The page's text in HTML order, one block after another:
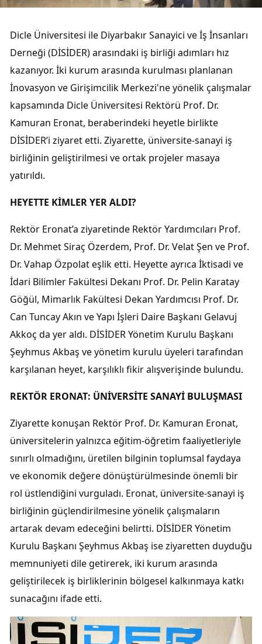
Dicle Üniversitesi ile Diyarbakır Sanayici ve İş İnsanları
Derneği (DİSİDER) arasındaki iş birliği adımları hız
kazanıyor. İki kurum arasında kurulması planlanan
İnovasyon ve Girişimcilik Merkezi'ne yönelik çalışmalar
kapsamında Dicle Üniversitesi Rektörü Prof. Dr.
Kamuran Eronat, beraberindeki heyetle birlikte
DİSİDER’i ziyaret etti. Ziyarette, üniversite-sanayi iş
birliğinin geliştirilmesi ve ortak projeler masaya
yatırıldı.
HEYETTE KİMLER YER ALDI?
Rektör Eronat’a ziyaretinde Rektör Yardımcıları Prof.
Dr. Mehmet Siraç Özerdem, Prof. Dr. Velat Şen ve Prof.
Dr. Vahap Özpolat eşlik etti. Heyette ayrıca İktisadi ve
İdari Bilimler Fakültesi Dekanı Prof. Dr. Pelin Karatay
Göğül, Mimarlık Fakültesi Dekan Yardımcısı Prof. Dr.
Can Tuncay Akın ve Yapı İşleri Daire Başkanı Gelavuj
Akkoç da yer aldı. DİSİDER Yönetim Kurulu Başkanı
Şeyhmus Akbaş ve yönetim kurulu üyeleri tarafından
karşılanan heyet, karşılıklı fikir alışverişinde bulundu.
REKTÖR ERONAT: ÜNİVERSİTE SANAYİ BULUŞMASI
Ziyarette konuşan Rektör Prof. Dr. Kamuran Eronat,
üniversitelerin yalnızca eğitim-öğretim faaliyetleriyle
sınırlı olmadığını, üretilen bilginin toplumsal faydaya
ve ekonomik değere dönüştürülmesinde önemli bir
rol üstlendiğini vurguladı. Eronat, üniversite-sanayi iş
birliğinin güçlendirilmesine yönelik çalışmaların
artarak devam edeceğini belirtti. DİSİDER Yönetim
Kurulu Başkanı Şeyhmus Akbaş ise ziyaretten duyduğu
memnuniyeti dile getirerek, iki kurum arasında
geliştirilecek iş birliklerinin bölgesel kalkınmaya katkı
sunacağını ifade etti.